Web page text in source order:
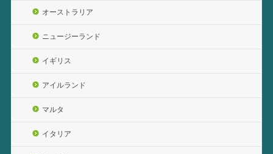
オーストラリア
ニュージーランド
イギリス
アイルランド
マルタ
イタリア